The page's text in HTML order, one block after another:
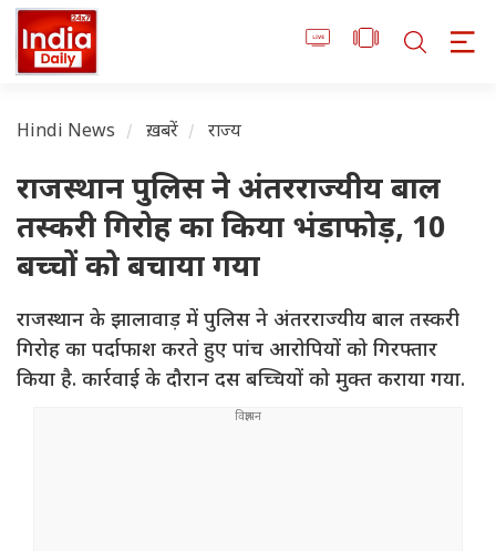
Hindi News ख़बरें राज्य
राजस्थान पुलिस ने अंतरराज्यीय बाल
तस्करी गिरोह का किया भंडाफोड़, 10
बच्चों को बचाया गया
राजस्थान के झालावाड़ में पुलिस ने अंतरराज्यीय बाल तस्करी
गिरोह का पर्दाफाश करते हुए पांच आरोपियों को गिरफ्तार
किया है. कार्रवाई के दौरान दस बच्चियों को मुक्त कराया गया.